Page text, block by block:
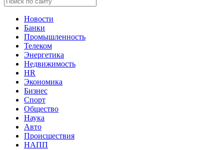
Новости
Банки
Промышленность
Телеком
Энергетика
Недвижимость
HR
Экономика
Бизнес
Спорт
Общество
Наука
Авто
Происшествия
НАПП